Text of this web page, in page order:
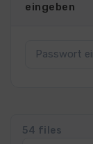
eingeben
54 files